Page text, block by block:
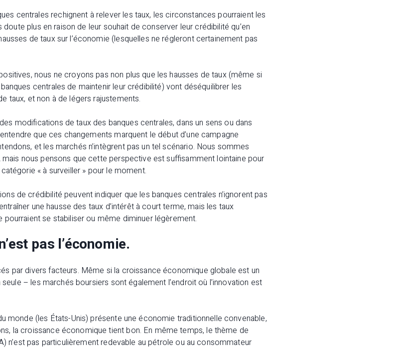
centrales rechignent à relever les taux, les circonstances pourraient les
plus en raison de leur souhait de conserver leur crédibilité qu’en
de taux sur l’économie (lesquelles ne régleront certainement pas
nous ne croyons pas non plus que les hausses de taux (même si
centrales de maintenir leur crédibilité) vont déséquilibrer les
taux, et non à de légers rajustements.
modifications de taux des banques centrales, dans un sens ou dans
que ces changements marquent le début d’une campagne
et les marchés n’intègrent pas un tel scénario. Nous sommes
mais nous pensons que cette perspective est suffisamment lointaine pour
« à surveiller » pour le moment.
de crédibilité peuvent indiquer que les banques centrales n’ignorent pas
une hausse des taux d’intérêt à court terme, mais les taux
se stabiliser ou même diminuer légèrement.
pas l’économie.
par divers facteurs. Même si la croissance économique globale est un
– les marchés boursiers sont également l’endroit où l’innovation est
monde (les États-Unis) présente une économie traditionnelle convenable,
la croissance économique tient bon. En même temps, le thème de
n’est pas particulièrement redevable au pétrole ou au consommateur